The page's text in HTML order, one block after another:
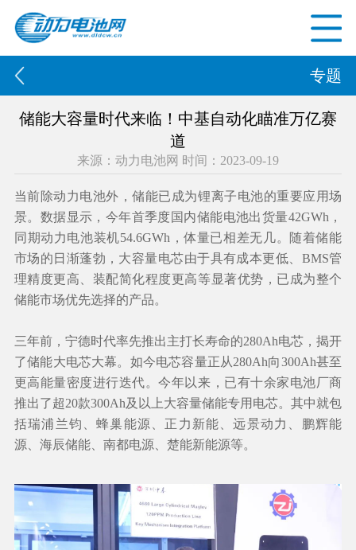
专题
储能大容量时代来临！中基自动化瞄准万亿赛
道
来源：动力电池网 时间：2023-09-19
当前除动力电池外，储能已成为锂离子电池的重要应用场
景。数据显示，今年首季度国内储能电池出货量42GWh，
同期动力电池装机54.6GWh，体量已相差无几。随着储能
市场的日渐蓬勃，大容量电芯由于具有成本更低、BMS管
理精度更高、装配简化程度更高等显著优势，已成为整个
储能市场优先选择的产品。
三年前，宁德时代率先推出主打长寿命的280Ah电芯，揭开
了储能大电芯大幕。如今电芯容量正从280Ah向300Ah甚至
更高能量密度进行迭代。今年以来，已有十余家电池厂商
推出了超20款300Ah及以上大容量储能专用电芯。其中就包
括瑞浦兰钧、蜂巢能源、正力新能、远景动力、鹏辉能
源、海辰储能、南都电源、楚能新能源等。